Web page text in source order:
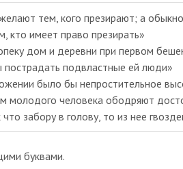
тем, кого презирают; а
кто имеет право презирать»
дом и деревни при первом
пострадать подвластные ей люди»
было бы непростительное
молодого человека ободряют
забору в голову, то из нее
буквами.